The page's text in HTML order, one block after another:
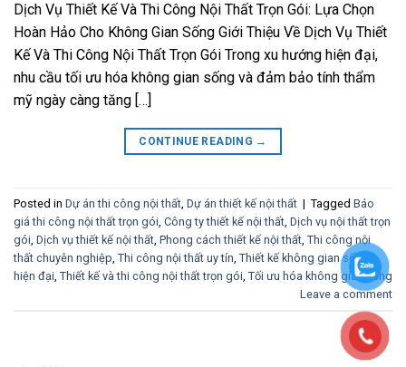
Dịch Vụ Thiết Kế Và Thi Công Nội Thất Trọn Gói: Lựa Chọn
Hoàn Hảo Cho Không Gian Sống Giới Thiệu Về Dịch Vụ Thiết
Kế Và Thi Công Nội Thất Trọn Gói Trong xu hướng hiện đại,
nhu cầu tối ưu hóa không gian sống và đảm bảo tính thẩm
mỹ ngày càng tăng […]
CONTINUE READING →
Posted in Dự án thi công nội thất Dự án thiết kế nội thất | Tagged Báo
giá thi công nội thất trọn gói Công ty thiết kế nội thất Dịch vụ nội thất trọn
gói Dịch vụ thiết kế nội thất Phong cách thiết kế nội thất Thi công nội
thất chuyên nghiệp Thi công nội thất uy tín Thiết kế không gian sống
hiện đại Thiết kế và thi công nội thất trọn gói Tối ưu hóa không gian sống
Leave a comment